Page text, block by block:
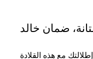
ضمان خالد
مع هذه القلادة